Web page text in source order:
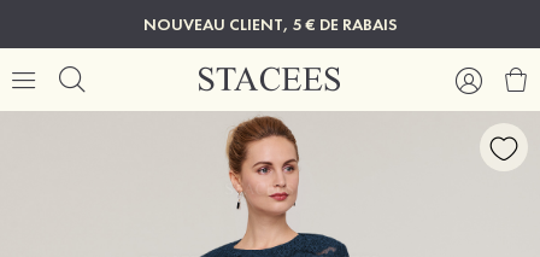
NOUVEAU CLIENT, 5 € DE RABAIS